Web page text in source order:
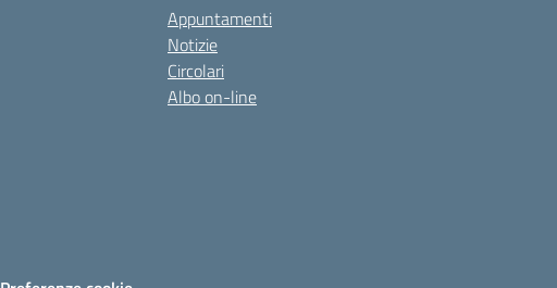
Appuntamenti
Notizie
Circolari
Albo on-line